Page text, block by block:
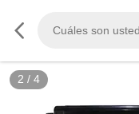
2 / 4